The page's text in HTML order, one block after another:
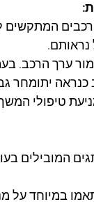
המתקשים
נראותם.
ערך הרכב.
יתומחר
טיפולי
המובילים
במיוחד